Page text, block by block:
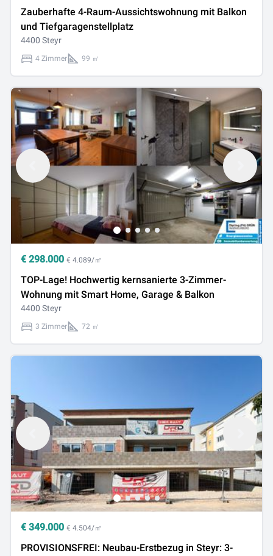
Zauberhafte 4-Raum-Aussichtswohnung mit Balkon
und Tiefgaragenstellplatz
4400 Steyr
4 Zimmer 99 ㎡
€ 298.000 € 4.089/㎡
TOP-Lage! Hochwertig kernsanierte 3-Zimmer-
Wohnung mit Smart Home, Garage & Balkon
4400 Steyr
3 Zimmer 72 ㎡
€ 349.000 € 4.504/㎡
PROVISIONSFREI: Neubau-Erstbezug in Steyr: 3-